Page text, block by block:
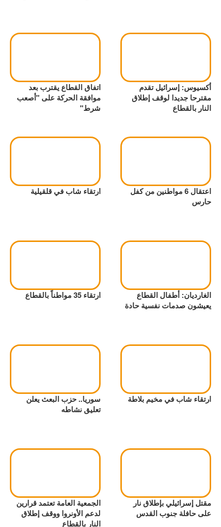
أكسيوس: إسرائيل تقدم
مقترحا جديدا لوقف إطلاق
النار بالقطاع
اتفاق القطاع يقترب بعد
موافقة الحركة على "أصعب
شرط"
اعتقال 6 مواطنين من كفل
حارس
ارتقاء شاب في قلقيلية
الغارديان: أطفال القطاع
يعيشون صدمات نفسية حادة
ارتقاء 35 مواطناً بالقطاع
ارتقاء شاب في مخيم بلاطة
سوريا.. حزب البعث يعلن
تعليق نشاطه
مقتل إسرائيلي بإطلاق نار
على حافلة جنوب القدس
الجمعية العامة تعتمد قرارين
لدعم الأونروا ووقف إطلاق
النار بالقطاع